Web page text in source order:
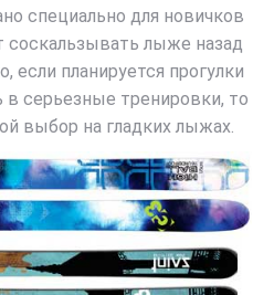
специально для новичков
соскальзывать лыже назад
если планируется прогулки
в серьезные тренировки, то
выбор на гладких лыжах.